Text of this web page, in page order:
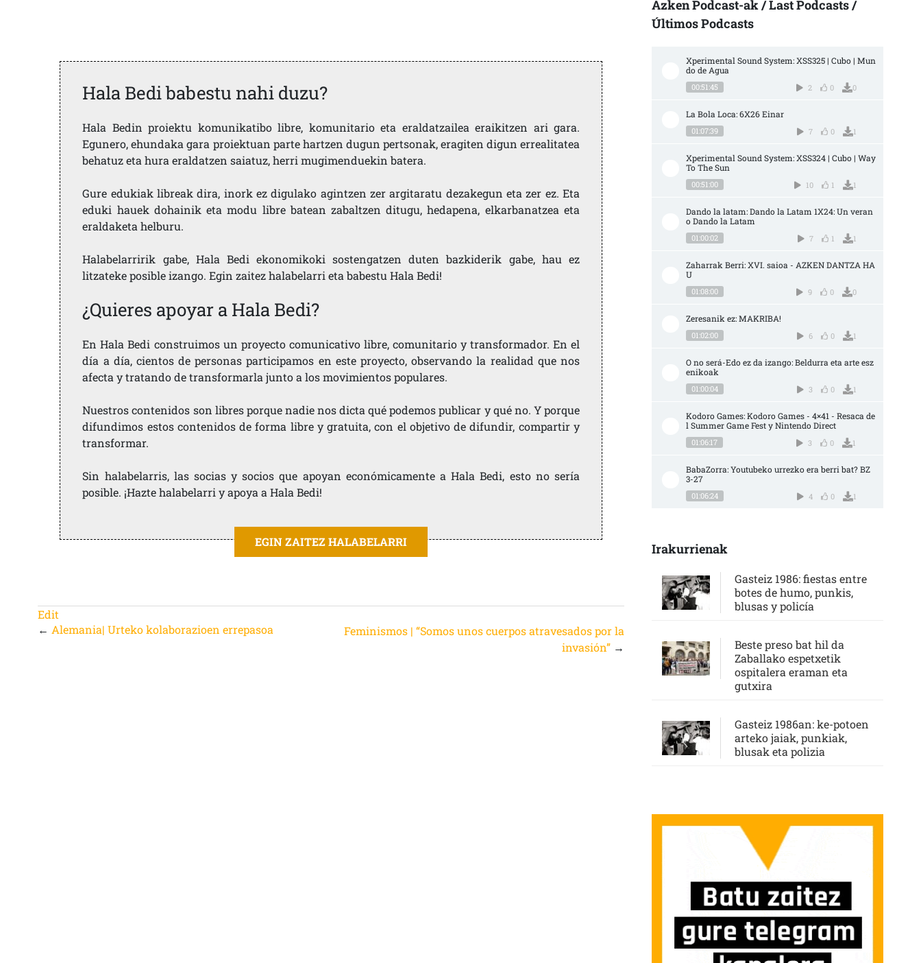
Hala Bedi babestu nahi duzu?
Hala Bedin proiektu komunikatibo libre, komunitario eta eraldatzailea eraikitzen ari gara.
Egunero, ehundaka gara proiektuan parte hartzen dugun pertsonak, eragiten digun errealitatea
behatuz eta hura eraldatzen saiatuz, herri mugimenduekin batera.
Gure edukiak libreak dira, inork ez digulako agintzen zer argitaratu dezakegun eta zer ez. Eta
eduki hauek dohainik eta modu libre batean zabaltzen ditugu, hedapena, elkarbanatzea eta
eraldaketa helburu.
Halabelarririk gabe, Hala Bedi ekonomikoki sostengatzen duten bazkiderik gabe, hau ez
litzateke posible izango. Egin zaitez halabelarri eta babestu Hala Bedi!
¿Quieres apoyar a Hala Bedi?
En Hala Bedi construimos un proyecto comunicativo libre, comunitario y transformador. En el
día a día, cientos de personas participamos en este proyecto, observando la realidad que nos
afecta y tratando de transformarla junto a los movimientos populares.
Nuestros contenidos son libres porque nadie nos dicta qué podemos publicar y qué no. Y porque
difundimos estos contenidos de forma libre y gratuita, con el objetivo de difundir, compartir y
transformar.
Sin halabelarris, las socias y socios que apoyan económicamente a Hala Bedi, esto no sería
posible. ¡Hazte halabelarri y apoya a Hala Bedi!
EGIN ZAITEZ HALABELARRI
Edit
← Alemania| Urteko kolaborazioen errepasoa
Feminismos | “Somos unos cuerpos atravesados por la
invasión”→
Azken Podcast-ak / Last Podcasts /
Últimos Podcasts
Xperimental Sound System: XSS325 | Cubo | Mun
do de Agua
00:51:45 2 0 0
La Bola Loca: 6X26 Einar
01:07:39 7 0 1
Xperimental Sound System: XSS324 | Cubo | Way
To The Sun
00:51:00 10 1 1
Dando la latam: Dando la Latam 1X24: Un veran
o Dando la Latam
01:00:02 7 1 1
Zaharrak Berri: XVI. saioa - AZKEN DANTZA HA
U
01:08:00 9 0 0
Zeresanik ez: MAKRIBA!
01:02:00 6 0 1
O no será-Edo ez da izango: Beldurra eta arte esz
enikoak
01:00:04 3 0 1
Kodoro Games: Kodoro Games - 4×41 - Resaca de
l Summer Game Fest y Nintendo Direct
01:06:17 3 0 1
BabaZorra: Youtubeko urrezko era berri bat? BZ
3-27
01:06:24 4 0 1
Irakurrienak
Gasteiz 1986: fiestas entre
botes de humo, punkis,
blusas y policía
Beste preso bat hil da
Zaballako espetxetik
ospitalera eraman eta
gutxira
Gasteiz 1986an: ke-potoen
arteko jaiak, punkiak,
blusak eta polizia